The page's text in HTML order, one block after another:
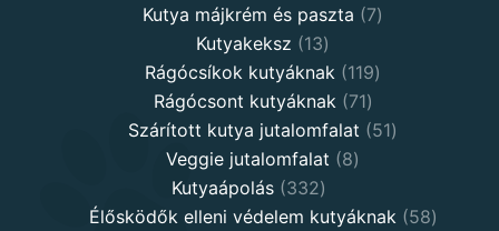
Kutya májkrém és paszta 77
Kutyakeksz 1313
products
Rágócsíkok kutyáknak 119119
Rágócsont kutyáknak 7171
products
Szárított kutya jutalomfalat 5151
Veggie jutalomfalat 88
Kutyaápolás 332332
products
Élősködők elleni védelem kutyáknak 5858